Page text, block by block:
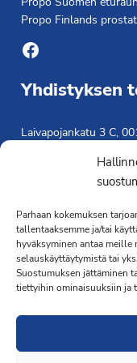
Parhaan kokemuksen
tallentaaksemme ja/tai
hyväksyminen antaa
selauskäyttäytymistä tai
Suostumuksen jättäminen
tiettyihin ominaisuuksiin ja
Propo Finlands
Facebook
Yhdistyksen
Laivapojankatu 3 C,
Saavutettavuusseloste
Kimmo Järvinen
Terveydenhoitaja
041 501 4176